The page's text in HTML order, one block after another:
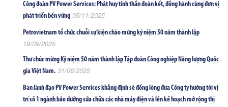
Công đoàn PV Power Services: Phát huy tinh thần đoàn kết, đồng hành cùng đơn vị
phát triển bền vững 05/11/2025
Petrovietnam tổ chức chuỗi sự kiện chào mừng kỷ niệm 50 năm thành lập
19/09/2025
Thư chúc mừng Kỷ niệm 50 năm thành lập Tập đoàn Công nghiệp Năng lượng Quốc
gia Việt Nam. 31/08/2025
Ban lãnh đạo PV Power Services khẳng định sẽ đồng lòng đưa Công ty hướng tới vị
trí số 1 ngành bảo dưỡng sửa chữa các nhà máy điện và lên kế hoạch mở rộng thị